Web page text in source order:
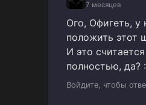
7 месяцев
Ого, Офигеть,
положить этот
И это
полностью, да?
Войдите, чтобы